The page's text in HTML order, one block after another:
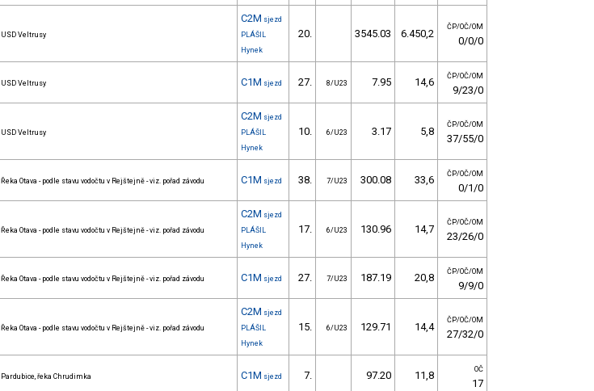
USD Veltrusy
C2M sjezd
PLÁŠIL
Hynek
20. 3545.03 6.450,2
ČP/OČ/OM
0/0/0
USD Veltrusy C1M sjezd 27. 8/U23 7.95 14,6 ČP/OČ/OM
9/23/0
USD Veltrusy
C2M sjezd
PLÁŠIL
Hynek
10. 6/U23 3.17 5,8
ČP/OČ/OM
37/55/0
Řeka Otava - podle stavu vodočtu v Rejštejně - viz. pořad závodu C1M sjezd 38. 7/U23 300.08 33,6 ČP/OČ/OM
0/1/0
Řeka Otava - podle stavu vodočtu v Rejštejně - viz. pořad závodu
C2M sjezd
PLÁŠIL
Hynek
17. 6/U23 130.96 14,7
ČP/OČ/OM
23/26/0
Řeka Otava - podle stavu vodočtu v Rejštejně - viz. pořad závodu C1M sjezd 27. 7/U23 187.19 20,8 ČP/OČ/OM
9/9/0
Řeka Otava - podle stavu vodočtu v Rejštejně - viz. pořad závodu
C2M sjezd
PLÁŠIL
Hynek
15. 6/U23 129.71 14,4
ČP/OČ/OM
27/32/0
Pardubice, řeka Chrudimka C1M sjezd 7. 97.20 11,8 OČ
17